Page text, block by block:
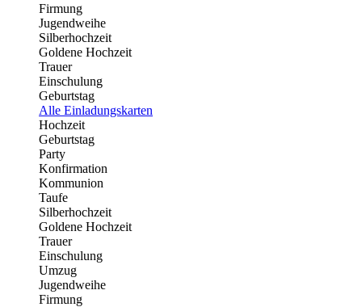
Firmung
Jugendweihe
Silberhochzeit
Goldene Hochzeit
Trauer
Einschulung
Geburtstag
Alle Einladungskarten
Hochzeit
Geburtstag
Party
Konfirmation
Kommunion
Taufe
Silberhochzeit
Goldene Hochzeit
Trauer
Einschulung
Umzug
Jugendweihe
Firmung